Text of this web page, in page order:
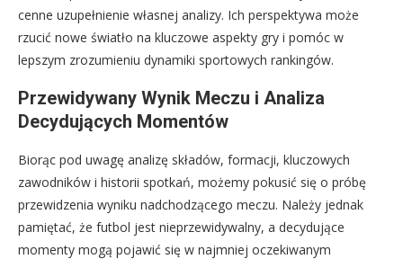
cenne uzupełnienie własnej analizy. Ich perspektywa może
rzucić nowe światło na kluczowe aspekty gry i pomóc w
lepszym zrozumieniu dynamiki sportowych rankingów.
Przewidywany Wynik Meczu i Analiza
Decydujących Momentów
Biorąc pod uwagę analizę składów, formacji, kluczowych
zawodników i historii spotkań, możemy pokusić się o próbę
przewidzenia wyniku nadchodzącego meczu. Należy jednak
pamiętać, że futbol jest nieprzewidywalny, a decydujące
momenty mogą pojawić się w najmniej oczekiwanym